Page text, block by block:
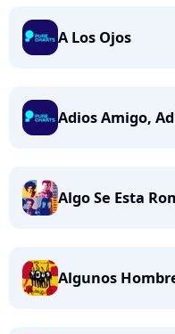
A Los Ojos
Adios Amigo,
Algo Se Esta
Algunos